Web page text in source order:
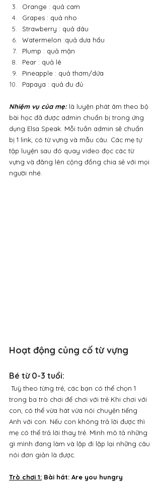
Orange : quả cam
Grapes : quả nho
Strawberry : quả dâu
Watermelon :quả dưa hấu
Plump : quả mận
Pear : quả lê
Pineapple : quả thơm/dứa
Papaya : quả đu đủ
Nhiệm vụ của mẹ: là luyện phát âm theo bộ
bài học đã được admin chuẩn bị trong ứng
dụng Elsa Speak. Mỗi tuần admin sẽ chuẩn
bị 1 link, có từ vựng và mẫu câu. Các mẹ tự
tập luyện sau đó quay video đọc các từ
vựng và đăng lên cộng đồng chia sẻ với mọi
người nhé.
Hoạt động củng cố từ vựng
Bé từ 0-3 tuổi:
trong ba trò chơi để chơi với trẻ Khi chơi với
con, có thể vừa hát vừa nói chuyện tiếng
Anh với con. Nếu con không trả lời được thì
mẹ có thể trả lời thay trẻ. Mình mô tả những
gì mình đang làm và lặp đi lặp lại những câu
nói đơn giản là được.
Trò chơi 1: Bài hát: Are you hungry